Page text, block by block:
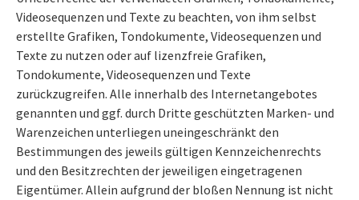
Videosequenzen und Texte zu beachten, von ihm selbst
erstellte Grafiken, Tondokumente, Videosequenzen und
Texte zu nutzen oder auf lizenzfreie Grafiken,
Tondokumente, Videosequenzen und Texte
zurückzugreifen. Alle innerhalb des Internetangebotes
genannten und ggf. durch Dritte geschützten Marken- und
Warenzeichen unterliegen uneingeschränkt den
Bestimmungen des jeweils gültigen Kennzeichenrechts
und den Besitzrechten der jeweiligen eingetragenen
Eigentümer. Allein aufgrund der bloßen Nennung ist nicht